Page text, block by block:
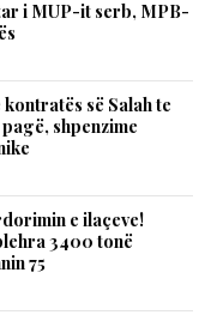
i MUP-it serb, MPB-
së Salah te
shpenzime
e ilaçeve!
3400 tonë
75